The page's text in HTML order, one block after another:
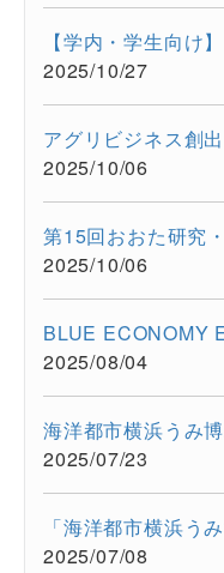
2025/10/27
2025/10/06
2025/10/06
2025/08/04
海洋都市横浜うみ
2025/07/23
2025/07/08